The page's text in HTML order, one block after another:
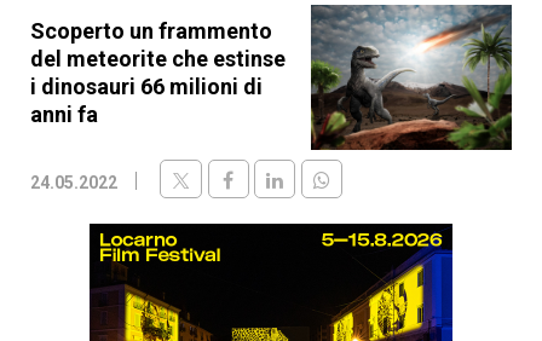
Scoperto un frammento
del meteorite che estinse
i dinosauri 66 milioni di
anni fa
24.05.2022